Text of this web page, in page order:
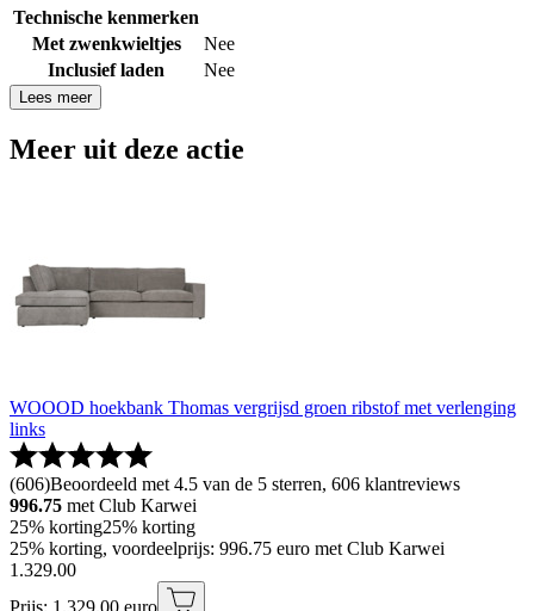
Technische kenmerken
Met zwenkwieltjes
Nee
Inclusief laden
Nee
Lees meer
Meer uit deze actie
WOOOD hoekbank Thomas vergrijsd groen ribstof met verlenging
links
(606)Beoordeeld met 4.5 van de 5 sterren, 606 klantreviews
996.75 met Club Karwei
25% korting25% korting
25% korting, voordeelprijs: 996.75 euro met Club Karwei
1 .329.00
Prijs: 1.329.00 euro